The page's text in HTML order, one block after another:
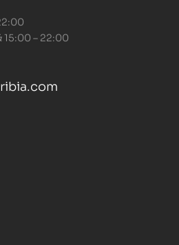
15:00 – 22:00